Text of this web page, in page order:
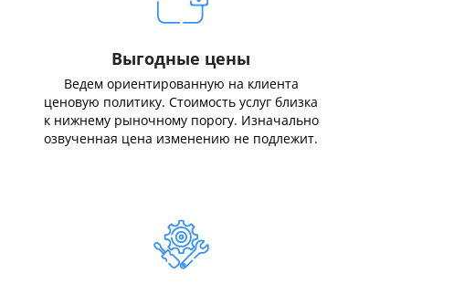
Выгодные цены
Ведем ориентированную на клиента
ценовую политику. Стоимость услуг близка
к нижнему рыночному порогу. Изначально
озвученная цена изменению не подлежит.